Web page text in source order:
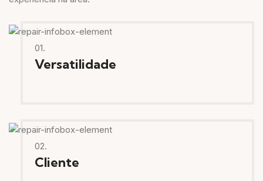
01.
Versatilidade
02.
Cliente